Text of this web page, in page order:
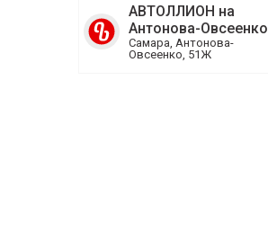
АВТОЛЛИОН на
Антонова-Овсеенко
Самара, Антонова-
Овсеенко, 51Ж